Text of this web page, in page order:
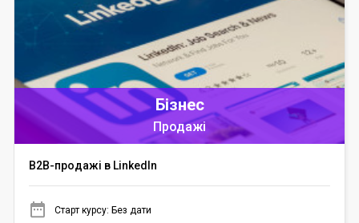
Бізнес
Продажі
В2В-продажі в LinkedIn
Старт курсу: Без дати